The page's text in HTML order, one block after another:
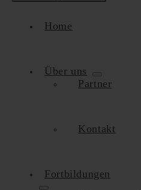
Home
Über uns
Partner
Kontakt
Fortbildungen